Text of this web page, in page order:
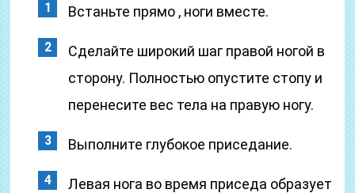
Встаньте прямо , ноги вместе.
Сделайте широкий шаг правой ногой в
сторону. Полностью опустите стопу и
перенесите вес тела на правую ногу.
Выполните глубокое приседание.
Левая нога во время приседа образует